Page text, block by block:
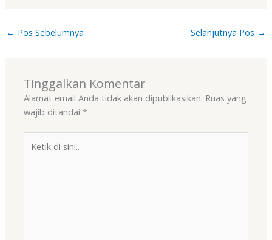
← Pos Sebelumnya Selanjutnya Pos →
Tinggalkan Komentar
Alamat email Anda tidak akan dipublikasikan. Ruas yang
wajib ditandai*